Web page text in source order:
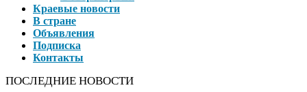
Краевые новости
В стране
Объявления
Подписка
Контакты
ПОСЛЕДНИЕ НОВОСТИ